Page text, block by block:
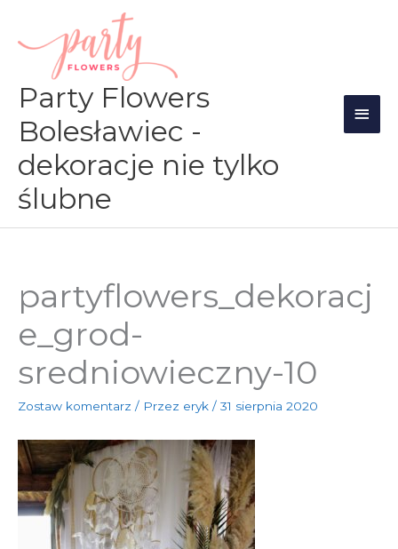
treści
Party Flowers
Bolesławiec -
dekoracje nie tylko
ślubne
partyflowers_dekoracj
e_grod-
sredniowieczny-10
Zostaw komentarz / Przez eryk / 31 sierpnia 2020